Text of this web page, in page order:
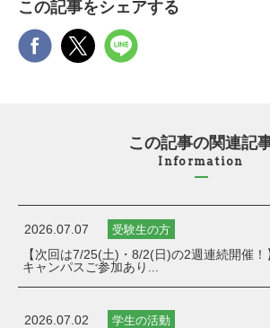
この記事をシェアする
この記事の関連記
Information
2026.07.07 受験生の方
【次回は7/25(土)・8/2(日)の2週連続開催
キャンパスご参加あり...
2026.07.02 学生の活動